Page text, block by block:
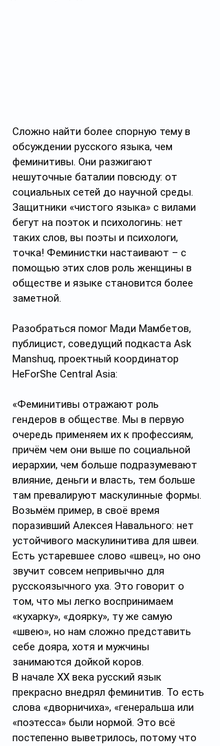
Сложно найти более спорную тему в
обсуждении русского языка, чем
феминитивы. Они разжигают
нешуточные баталии повсюду: от
социальных сетей до научной среды.
Защитники «чистого языка» с вилами
бегут на поэток и психологинь: нет
таких слов, вы поэты и психологи,
точка! Феминистки настаивают – с
помощью этих слов роль женщины в
обществе и языке становится более
заметной.
Разобраться помог Мади Мамбетов,
публицист, соведущий подкаста Ask
Manshuq, проектный координатор
HeForShe Central Asia:
«Феминитивы отражают роль
гендеров в обществе. Мы в первую
очередь применяем их к профессиям,
причём чем они выше по социальной
иерархии, чем больше подразумевают
влияние, деньги и власть, тем больше
там превалируют маскулинные формы.
Возьмём пример, в своё время
поразивший Алексея Навального: нет
устойчивого маскулинитива для швеи.
Есть устаревшее слово «швец», но оно
звучит совсем непривычно для
русскоязычного уха. Это говорит о
том, что мы легко воспринимаем
«кухарку», «доярку», ту же самую
«швею», но нам сложно представить
себе дояра, хотя и мужчины
занимаются дойкой коров.
В начале XX века русский язык
прекрасно внедрял феминитив. То есть
слова «дворничиха», «генеральша или
«поэтесса» были нормой. Это всё
постепенно выветрилось, потому что